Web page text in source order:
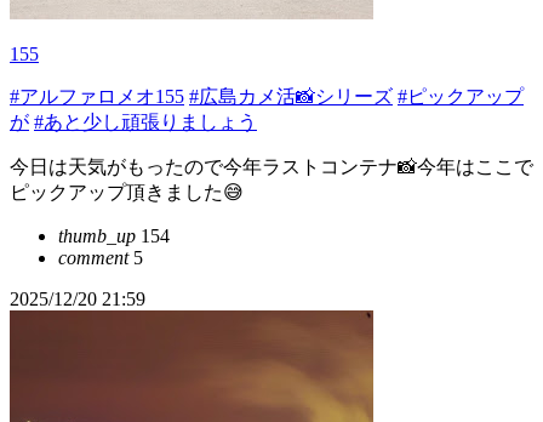
155
#アルファロメオ155 #広島カメ活📸シリーズ #ピックアップ
が #あと少し頑張りましょう
今日は天気がもったので今年ラストコンテナ📸今年はここで
ピックアップ頂きました😅
thumb_up 154
comment5
2025/12/20 21:59